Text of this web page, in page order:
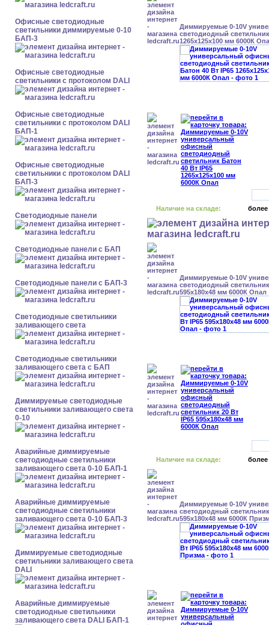
Офисные светодиодные
светильники диммируемые 0-10
БАП-3
Офисные светодиодные
светильники с протоколом DALI
Офисные светодиодные
светильники с протоколом DALI
БАП-1
Офисные светодиодные
светильники с протоколом DALI
БАП-3
Cветодиодные панели
Cветодиодные панели с БАП
Cветодиодные панели с БАП-3
Светодиодные светильники
заливающего света
Светодиодные светильники
заливающего света с БАП
Диммируемые светодиодные
светильники заливающего света
0-10
Аварийные диммируемые
светодиодные светильники
заливающего света 0-10 БАП-1
Аварийные диммируемые
светодиодные светильники
заливающего света 0-10 БАП-3
Диммируемые светодиодные
светильники заливающего света
DALI
Аварийные диммируемые
светодиодные светильники
заливающего света DALI БАП-1
Диммируемые 0-10V
светодиодный
1265x125x100 мм 6000К
Наличие на складе: более
Диммируемые 0-10V
светодиодный
595x180x48 мм 6000К Опал
Наличие на складе: более
Диммируемые 0-10V
светодиодный
595x180x48 мм 6000К